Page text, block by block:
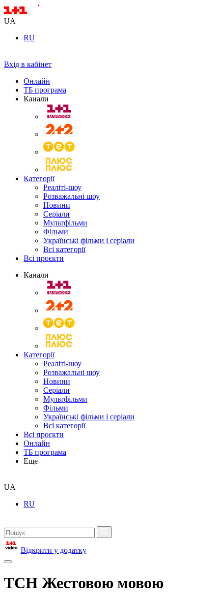
UA
RU
Вхід в кабінет
Онлайн
ТБ програма
Канали
Категорії
Реаліті-шоу
Розважальні шоу
Новини
Серіали
Мультфільми
Фільми
Українські фільми і серіали
Всі категорії
Всі проєкти
Канали
Категорії
Реаліті-шоу
Розважальні шоу
Новини
Серіали
Мультфільми
Фільми
Українські фільми і серіали
Всі категорії
Всі проєкти
Онлайн
ТБ програма
Еще
UA
RU
Відкрити у додатку
ТСН Жестовою мовою